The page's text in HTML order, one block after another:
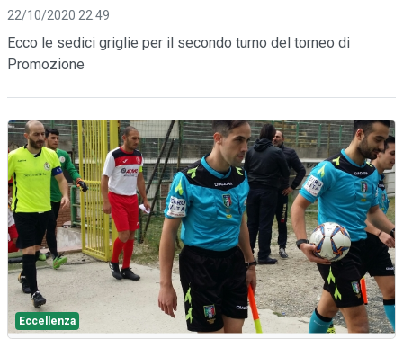
22/10/2020 22:49
Ecco le sedici griglie per il secondo turno del torneo di
Promozione
Eccellenza